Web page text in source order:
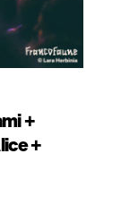
+
+